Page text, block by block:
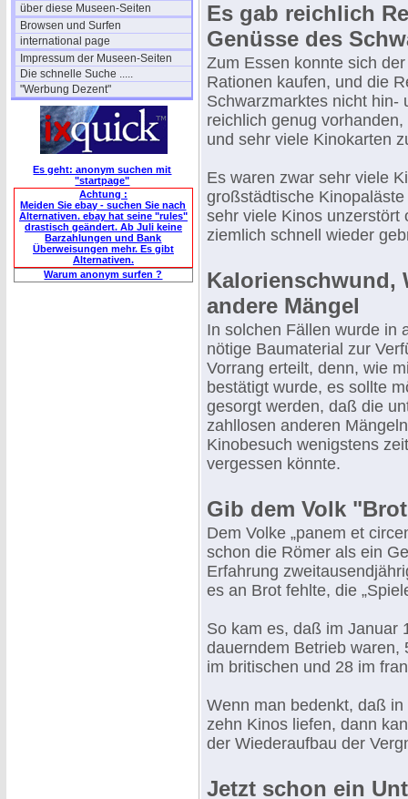
über diese Museen-Seiten
Browsen und Surfen
international page
Impressum der Museen-Seiten
Die schnelle Suche .....
"Werbung Dezent"
Es geht: anonym suchen mit
"startpage"
Achtung :
Meiden Sie ebay - suchen Sie nach
Alternativen. ebay hat seine "rules"
drastisch geändert. Ab Juli keine
Barzahlungen und Bank
Überweisungen mehr. Es gibt
Alternativen.
Warum anonym surfen ?
Es gab reichlich
Genüsse des
Zum Essen konnte sich
Rationen kaufen, und die
Schwarzmarktes nicht hin-
reichlich genug
und sehr viele Kinokarten
Es waren zwar sehr viele
großstädtische
sehr viele Kinos unzerstört
ziemlich schnell wieder
Kalorienschwund,
andere Mängel
In solchen Fällen wurde in
nötige Baumaterial zur
Vorrang erteilt, denn, wie
bestätigt wurde, es sollte
gesorgt werden, daß die
zahllosen anderen
Kinobesuch wenigstens
vergessen könnte.
Gib dem Volk
Dem Volke „panem et
schon die Römer als ein
Erfahrung
es an Brot fehlte, die
So kam es, daß im Januar
dauerndem Betrieb waren,
im britischen und 28 im
Wenn man bedenkt, daß
zehn Kinos liefen, dann
der Wiederaufbau der
Jetzt schon ein